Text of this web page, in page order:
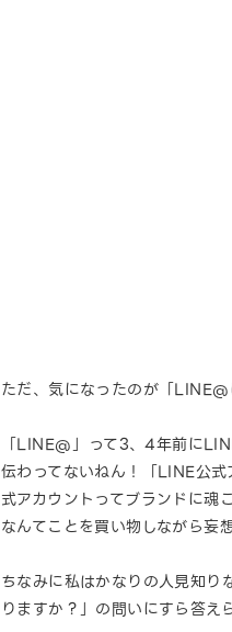
ただ、気になったのが「
「LINE@」って3、4年前に
伝わってないねん！「LINE公
式アカウントってブランドに魂
なんてことを買い物しながら妄想
ちなみに私はかなりの人見知り
りますか？」の問いにすら答え